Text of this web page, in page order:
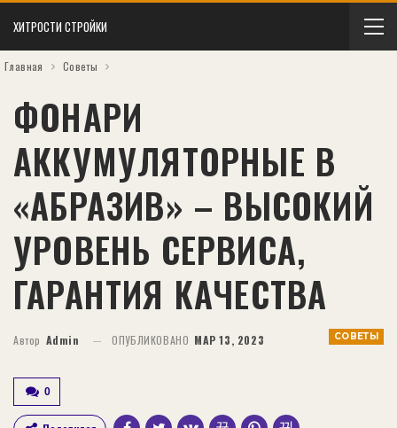
ХИТРОСТИ СТРОЙКИ
Главная Советы
ФОНАРИ
АККУМУЛЯТОРНЫЕ В
«АБРАЗИВ» – ВЫСОКИЙ
УРОВЕНЬ СЕРВИСА,
ГАРАНТИЯ КАЧЕСТВА
СОВЕТЫ
Автор Admin ОПУБЛИКОВАНО МАР 13, 2023
0